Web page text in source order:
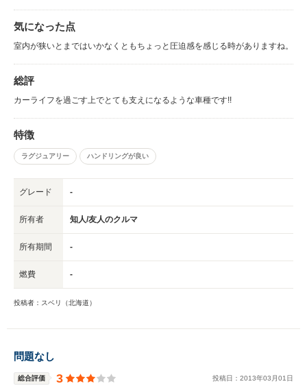
気になった点
室内が狭いとまではいかなくともちょっと圧迫感を感じる時がありますね。
総評
カーライフを過ごす上でとても支えになるような車種です!!
特徴
ラグジュアリー ハンドリングが良い
グレード -
所有者 知人/友人のクルマ
所有期間 -
燃費 -
投稿者：スベリ（北海道）
問題なし
総合評価 3 投稿日： 2013年03 月01 日